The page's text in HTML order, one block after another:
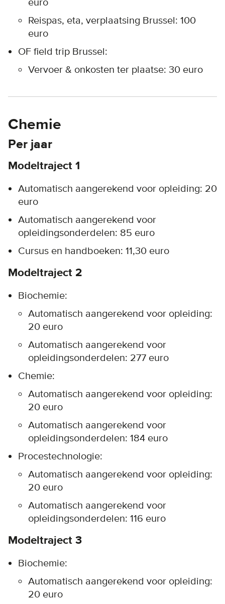
euro
Reispas, eta, verplaatsing Brussel: 100
euro
OF field trip Brussel:
Vervoer & onkosten ter plaatse: 30 euro
Chemie
Per jaar
Modeltraject 1
Automatisch aangerekend voor opleiding: 20
euro
Automatisch aangerekend voor
opleidingsonderdelen: 85 euro
Cursus en handboeken: 11,30 euro
Modeltraject 2
Biochemie:
Automatisch aangerekend voor opleiding:
20 euro
Automatisch aangerekend voor
opleidingsonderdelen: 277 euro
Chemie:
Automatisch aangerekend voor opleiding:
20 euro
Automatisch aangerekend voor
opleidingsonderdelen: 184 euro
Procestechnologie:
Automatisch aangerekend voor opleiding:
20 euro
Automatisch aangerekend voor
opleidingsonderdelen: 116 euro
Modeltraject 3
Biochemie:
Automatisch aangerekend voor opleiding:
20 euro